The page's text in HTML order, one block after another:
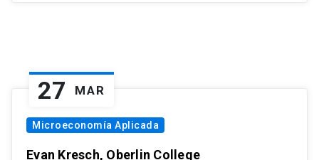
27 MAR
Microeconomía Aplicada
Evan Kresch, Oberlin College